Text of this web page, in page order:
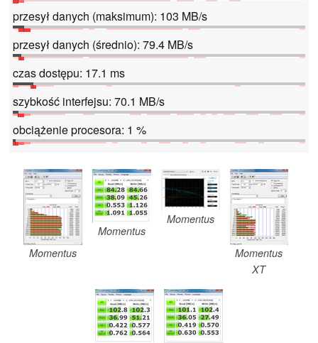
przesył danych (maksimum): 103 MB/s
przesył danych (średnio): 79.4 MB/s
czas dostępu: 17.1 ms
szybkość interfejsu: 70.1 MB/s
obciążenie procesora: 1 %
Momentus
Momentus
Momentus
Momentus
XT